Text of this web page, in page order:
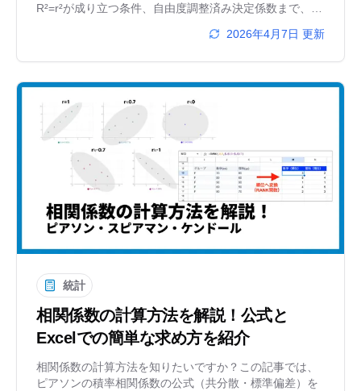
R²=r²が成り立つ条件、自由度調整済み決定係数まで、具
2026年4月7日 更新
統計
相関係数の計算方法を解説！公式と
Excelでの簡単な求め方を紹介
相関係数の計算方法を知りたいですか？この記事では、
ピアソンの積率相関係数の公式（共分散・標準偏差）を